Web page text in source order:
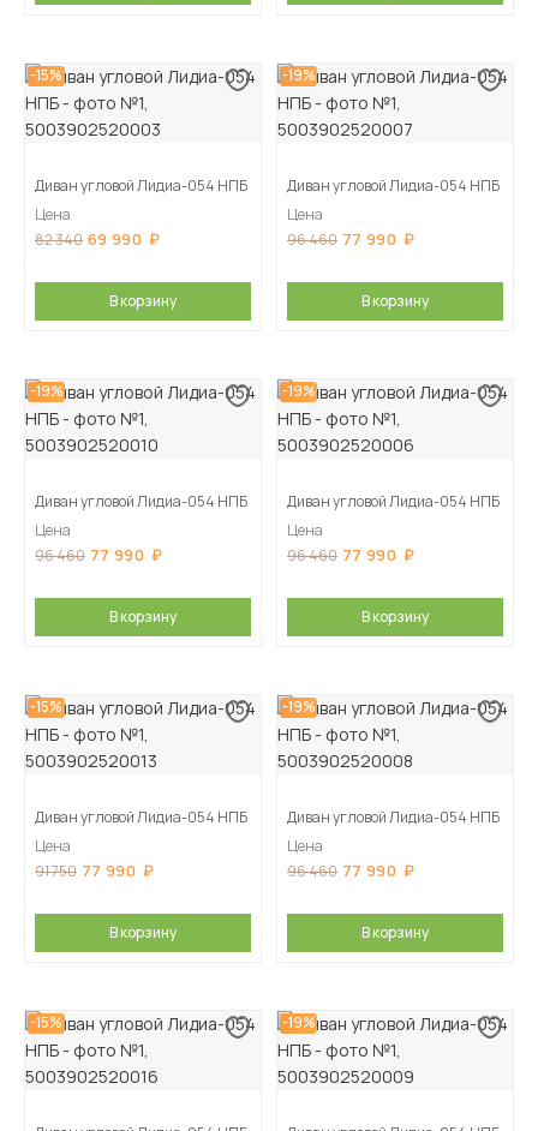
-15%
Диван угловой Лидиа-054 НПБ
Цена
82 340 69 990
В корзину
-19%
Диван угловой Лидиа-054 НПБ
Цена
96 460 77 990
В корзину
-19%
Диван угловой Лидиа-054 НПБ
Цена
96 460 77 990
В корзину
-19%
Диван угловой Лидиа-054 НПБ
Цена
96 460 77 990
В корзину
-15%
Диван угловой Лидиа-054 НПБ
Цена
91 750 77 990
В корзину
-19%
Диван угловой Лидиа-054 НПБ
Цена
96 460 77 990
В корзину
-15% -19%